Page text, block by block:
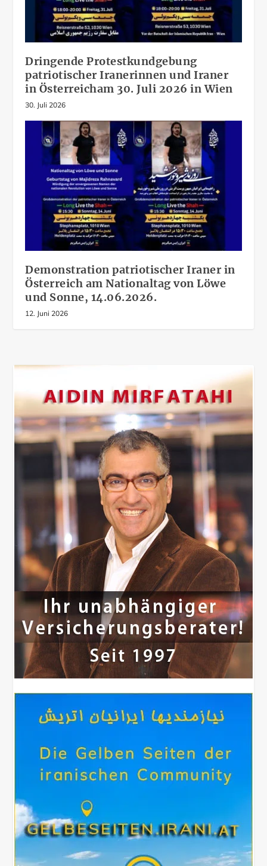
Dringende Protestkundgebung
patriotischer Iranerinnen und Iraner
in Österreicham 30. Juli 2026 in Wien
30. Juli 2026
Demonstration patriotischer Iraner in
Österreich am Nationaltag von Löwe
und Sonne, 14.06.2026.
12. Juni 2026